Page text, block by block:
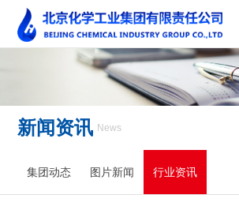
新闻资讯 News
集团动态 图片新闻 行业资讯